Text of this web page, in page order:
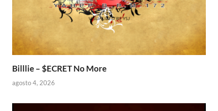
Billlie – $ECRET No More
agosto 4, 2026